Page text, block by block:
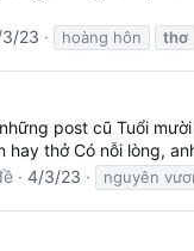
23 hoàng hôn thơ
post cũ Tuổi
hay thở Có nỗi lòng,
4/3/23 nguyên